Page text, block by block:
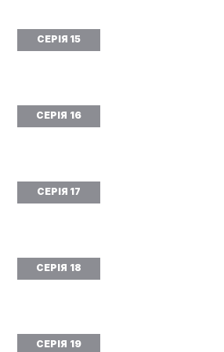
СЕРІЯ 15
СЕРІЯ 16
СЕРІЯ 17
СЕРІЯ 18
СЕРІЯ 19